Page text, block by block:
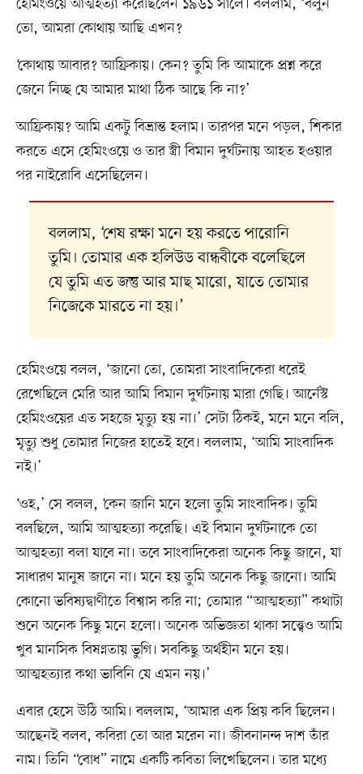
হেমিংওয়ে আত্মহত্যা করেছিলেন ১৯৬১ সালে। বললাম, ‘বলুন
তো, আমরা কোথায় আছি এখন?
‘কোথায় আবার? আফ্রিকায়। কেন? তুমি কি আমাকে প্রশ্ন করে
জেনে নিচ্ছ যে আমার মাথা ঠিক আছে কি না?’
আফ্রিকায়? আমি একটু বিভ্রান্ত হলাম। তারপর মনে পড়ল, শিকার
করতে এসে হেমিংওয়ে ও তার স্ত্রী বিমান দুর্ঘটনায় আহত হওয়ার
পর নাইরোবি এসেছিলেন।
বললাম, ‘শেষ রক্ষা মনে হয় করতে পারোনি
তুমি। তোমার এক হলিউড বান্ধবীকে বলেছিলে
যে তুমি এত জন্তু আর মাছ মারো, যাতে তোমার
নিজেকে মারতে না হয়।’
হেমিংওয়ে বলল, ‘জানো তো, তোমরা সাংবাদিকেরা ধরেই
রেখেছিলে মেরি আর আমি বিমান দুর্ঘটনায় মারা গেছি। আর্নেস্ট
হেমিংওয়ের এত সহজে মৃত্যু হয় না।’ সেটা ঠিকই, মনে মনে বলি,
মৃত্যু শুধু তোমার নিজের হাতেই হবে। বললাম, ‘আমি সাংবাদিক
নই।’
‘ওহ,’ সে বলল, ‘কেন জানি মনে হলো তুমি সাংবাদিক। তুমি
বলছিলে, আমি আত্মহত্যা করেছি। এই বিমান দুর্ঘটনাকে তো
আত্মহত্যা বলা যাবে না। তবে সাংবাদিকেরা অনেক কিছু জানে, যা
সাধারণ মানুষ জানে না। মনে হয় তুমি অনেক কিছু জানো। আমি
কোনো ভবিষ্যদ্বাণীতে বিশ্বাস করি না; তোমার “আত্মহত্যা” কথাটা
শুনে অনেক কিছু মনে হলো। অনেক অভিজ্ঞতা থাকা সত্ত্বেও আমি
খুব মানসিক বিষণ্নতায় ভুগি। সবকিছু অর্থহীন মনে হয়।
আত্মহত্যার কথা ভাবিনি যে এমন নয়।’
এবার হেসে উঠি আমি। বললাম, ‘আমার এক প্রিয় কবি ছিলেন।
আছেনই বলব, কবিরা তো আর মরেন না। জীবনানন্দ দাশ তাঁর
নাম। তিনি “বোধ” নামে একটি কবিতা লিখেছিলেন। তার মধ্যে